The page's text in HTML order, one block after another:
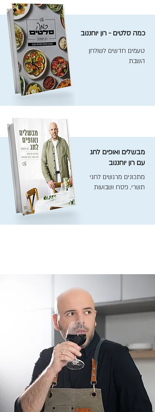
כמה סלטים - רון יוחננוב
טעמים חדשים לשולחן
השבת
מבשלים ואופים לחג
עם רון יוחננוב
מתכונים מרגשים לחגי
תשרי, פסח ושבועות